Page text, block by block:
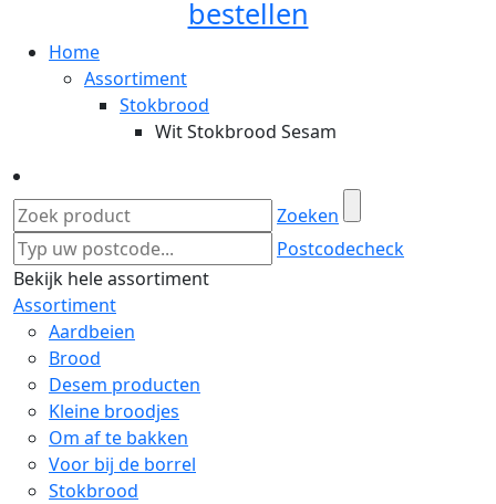
bestellen
Home
Assortiment
Stokbrood
Wit Stokbrood Sesam
Zoeken
Postcodecheck
Bekijk hele assortiment
Assortiment
Aardbeien
Brood
Desem producten
Kleine broodjes
Om af te bakken
Voor bij de borrel
Stokbrood